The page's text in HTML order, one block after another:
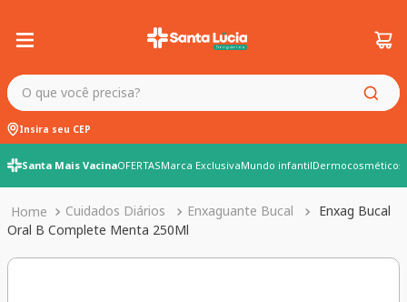
O que você precisa?
Insira seu CEP
Santa Mais VacinaOFERTASMarca ExclusivaMundo infantilDermocosméticos
Cuidados Diários Enxaguante Bucal
Enxag Bucal
Oral B Complete Menta 250Ml